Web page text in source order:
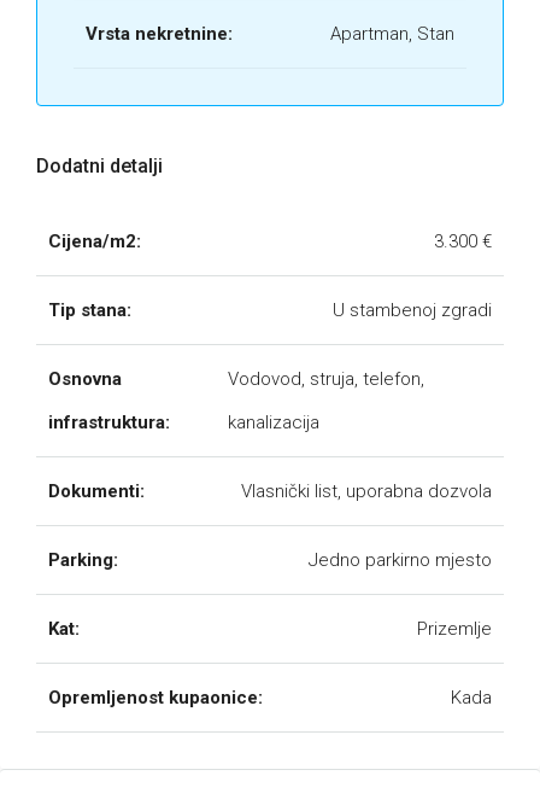
Vrsta nekretnine: Apartman, Stan
Dodatni detalji
Cijena/m2: 3.300 €
Tip stana: U stambenoj zgradi
Osnovna
infrastruktura:
Vodovod, struja, telefon,
kanalizacija
Dokumenti: Vlasnički list, uporabna dozvola
Parking: Jedno parkirno mjesto
Kat: Prizemlje
Opremljenost kupaonice: Kada